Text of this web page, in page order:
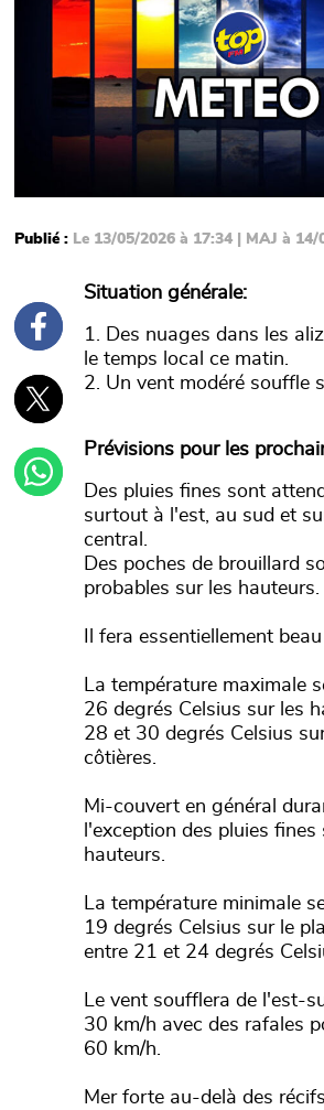
Publié : Le 13/05/2026 à 17:34 | MAJ à
Situation générale:
1. Des nuages dans les
le temps local ce matin.
2. Un vent modéré souffle
Prévisions pour les
Des pluies fines sont
surtout à l'est, au sud et
central.
Des poches de brouillard
probables sur les hauteurs.
Il fera essentiellement
La température maximale
26 degrés Celsius sur les
28 et 30 degrés Celsius
côtières.
Mi-couvert en général
l'exception des pluies fines
hauteurs.
La température minimale
19 degrés Celsius sur le
entre 21 et 24 degrés
Le vent soufflera de l'est-
30 km/h avec des rafales
60 km/h.
Mer forte au-delà des